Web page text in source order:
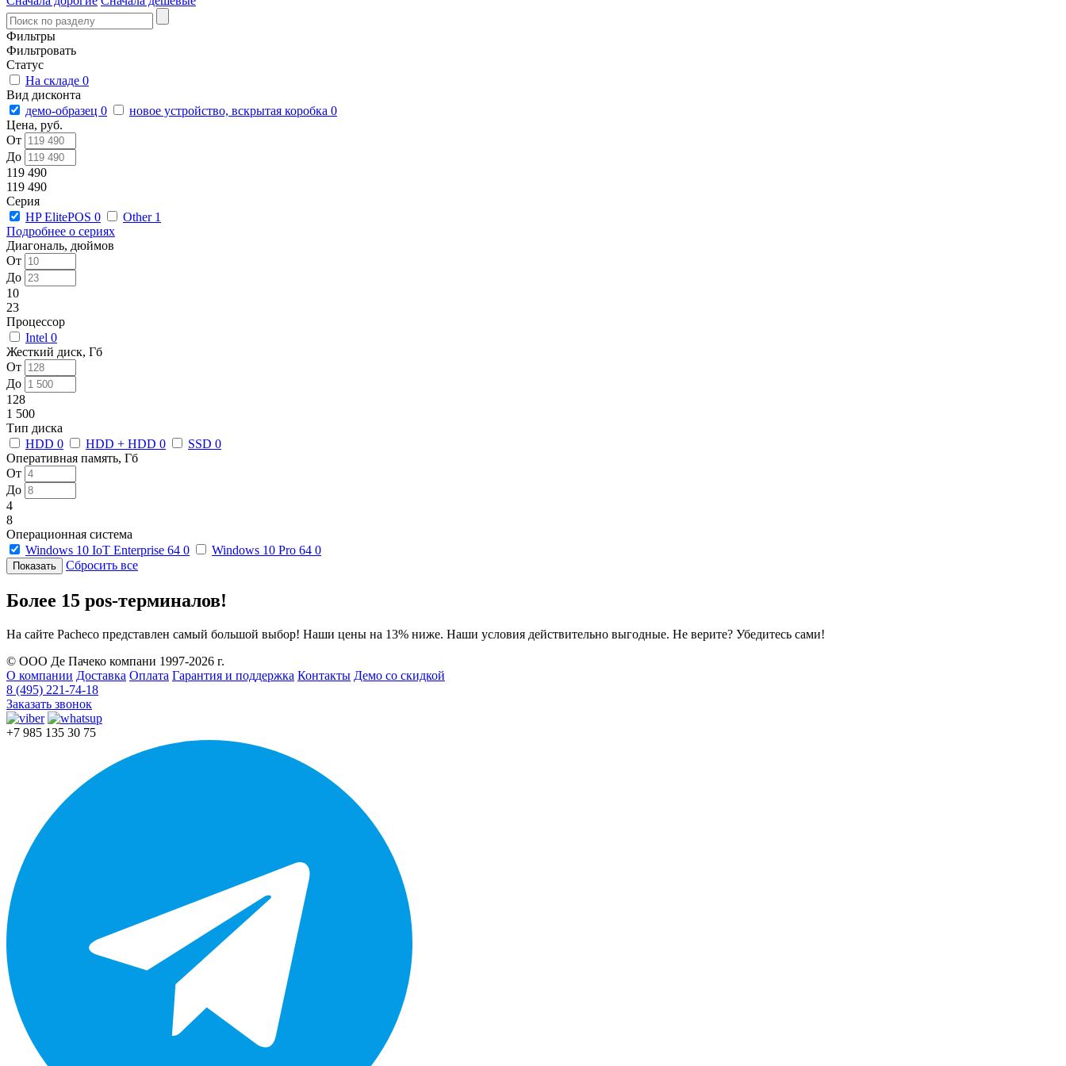
Фильтры
Фильтровать
Статус
На складе 0
Вид дисконта
демо-образец 0 новое устройство, вскрытая коробка 0
Цена, руб.
От
До
119 490
119 490
Серия
HP ElitePOS 0 Other 1
Подробнее о сериях
Диагональ, дюймов
От
До
10
23
Процессор
Intel 0
Жесткий диск, Гб
От
До
128
1 500
Тип диска
HDD 0 HDD + HDD 0 SSD 0
Оперативная память, Гб
От
До
4
8
Операционная система
Windows 10 IoT Enterprise 64 0 Windows 10 Pro 64 0
Сбросить все
Более 15 pos-терминалов!
На сайте Pacheco представлен самый большой выбор! Наши цены на 13% ниже. Наши условия действительно выгодные. Не верите? Убедитесь сами!
© ООО Де Пачеко компани 1997-2026 г.
О компании Доставка Оплата Гарантия и поддержка Контакты Демо со скидкой
8 (495) 221-74-18
Заказать звонок
+7 985 135 30 75